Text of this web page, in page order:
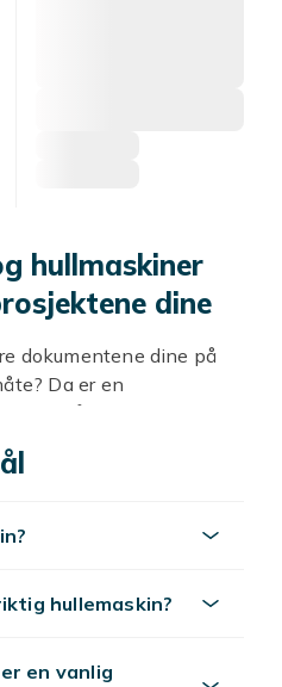
hullmaskiner
dine
dokumentene dine på
Da er en
deg! I vårt sortiment
hull i papirene
dine kreative
å bruke og
Fra enkle modeller
hullemaskin?
en vanlig